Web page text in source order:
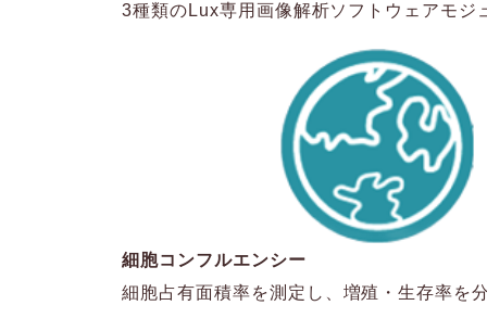
3種類のLux専用画像解析ソフトウェアモ
細胞コンフルエンシー
細胞占有面積率を測定し、増殖・生存率を